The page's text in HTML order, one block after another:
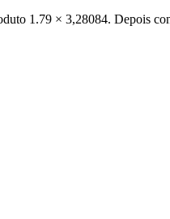
1.79 × 3,28084. Depois